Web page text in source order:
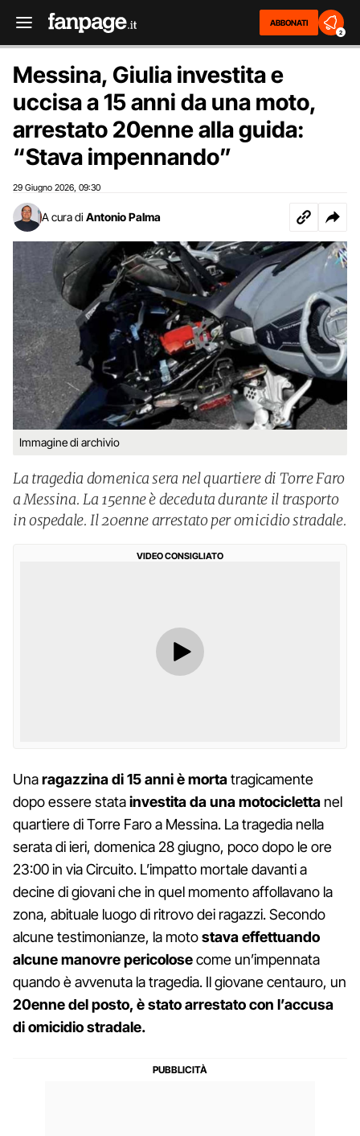
ABBONATI
2
Messina, Giulia investita e
uccisa a 15 anni da una moto,
arrestato 20enne alla guida:
“Stava impennando”
29 Giugno 2026 09:30
A cura di Antonio Palma
Immagine di archivio
La tragedia domenica sera nel quartiere di Torre Faro
a Messina. La 15enne è deceduta durante il trasporto
in ospedale. Il 20enne arrestato per omicidio stradale.
VIDEO CONSIGLIATO
Unaragazzina di 15 anni è mortatragicamente
dopo essere statainvestita da una motocicletta nel
quartiere di Torre Faro a Messina. La tragedia nella
serata di ieri, domenica 28 giugno, poco dopo le ore
23:00 in via Circuito. L’impatto mortale davanti a
decine di giovani che in quel momento affollavano la
zona, abituale luogo di ritrovo dei ragazzi. Secondo
alcune testimonianze, la motostava effettuando
alcune manovre pericolosecome un’impennata
quando è avvenuta la tragedia. Il giovane centauro, un
20enne del posto, è stato arrestato con l’accusa
di omicidio stradale.